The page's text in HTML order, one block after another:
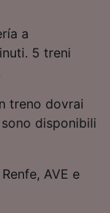
a
5 treni
treno dovrai
disponibili
AVE e
del
e/o
sul